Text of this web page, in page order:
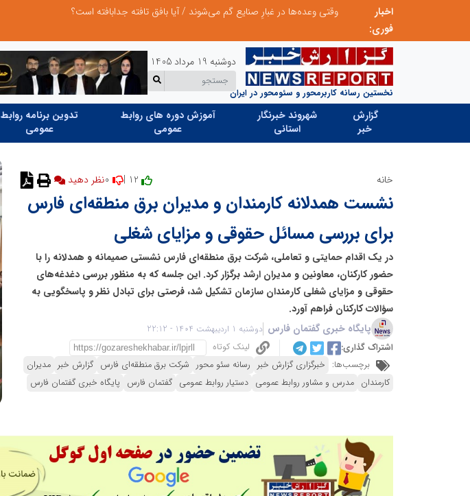
اخبار
فوری:
وقتی وعده‌ها در غبارِ صنایع گم می‌شوند / آیا بافق تافته جدابافته است؟
نخستین رسانه کاربرمحور و سئومحور در ایران
دوشنبه 19 مرداد 1405
گزارش
خبر
شهروند خبرنگار
استانی
آموزش دوره های روابط
عمومی
تدوین برنامه روابط
عمومی
خانه نظر دهید
نشست همدلانه کارمندان و مدیران برق منطقه‌ای فارس
برای بررسی مسائل حقوقی و مزایای شغلی
در یک اقدام حمایتی و تعاملی، شرکت برق منطقه‌ای فارس نشستی صمیمانه و همدلانه را با
حضور کارکنان، معاونین و مدیران ارشد برگزار کرد. این جلسه که به منظور بررسی دغدغه‌های
حقوقی و مزایای شغلی کارمندان سازمان تشکیل شد، فرصتی برای تبادل نظر و پاسخگویی به
سؤالات کارکنان فراهم آورد.
پایگاه خبری گفتمان فارس دوشنبه 1 اردیبهشت 1404 - 22:12
اشتراک گذاری:
لینک کوتاه
برچسب‌ها: خبرگزاری گزارش خبر رسانه سئو محور شرکت برق منطقه‌ای فارس گزارش خبر مدیران
کارمندان مدرس و مشاور روابط عمومی دستیار روابط عمومی گفتمان فارس پایگاه خبری گفتمان فارس